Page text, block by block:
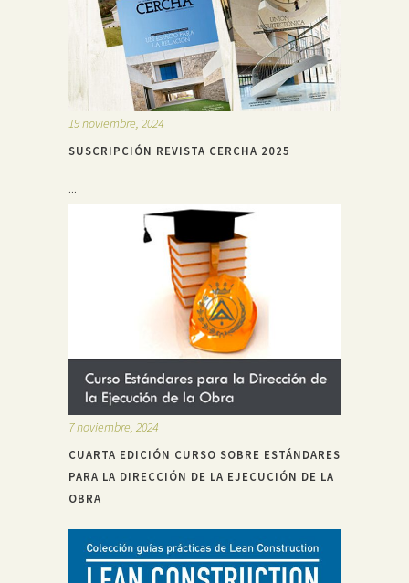
19 noviembre, 2024
SUSCRIPCIÓN REVISTA CERCHA 2025
...
7 noviembre, 2024
CUARTA EDICIÓN CURSO SOBRE ESTÁNDARES
PARA LA DIRECCIÓN DE LA EJECUCIÓN DE LA
OBRA